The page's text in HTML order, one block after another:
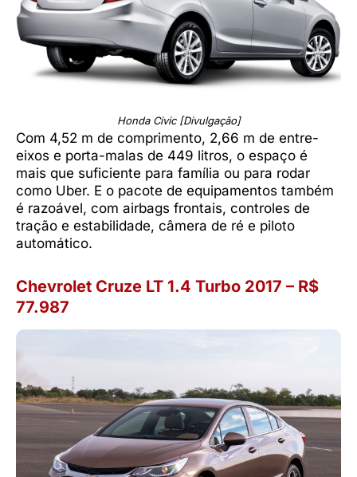
Honda Civic [Divulgação]
Com 4,52 m de comprimento, 2,66 m de entre-
eixos e porta-malas de 449 litros, o espaço é
mais que suficiente para família ou para rodar
como Uber. E o pacote de equipamentos também
é razoável, com airbags frontais, controles de
tração e estabilidade, câmera de ré e piloto
automático.
Chevrolet Cruze LT 1.4 Turbo 2017 – R$
77.987